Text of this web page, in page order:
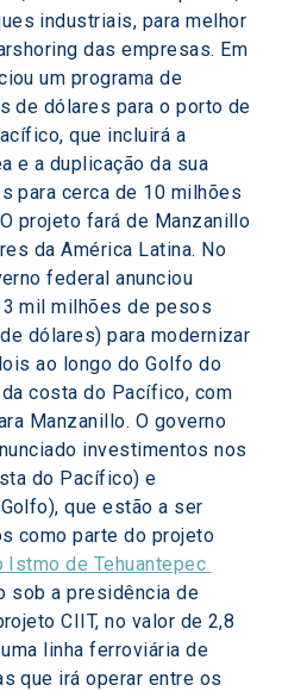
industriais, para melhor
das empresas. Em
um programa de
de dólares para o porto de
que incluirá a
e a duplicação da sua
para cerca de 10 milhões
projeto fará de Manzanillo
da América Latina. No
federal anunciou
mil milhões de pesos
dólares) para modernizar
ao longo do Golfo do
costa do Pacífico, com
Manzanillo. O governo
investimentos nos
do Pacífico) e
que estão a ser
como parte do projeto
Istmo de Tehuantepec
sob a presidência de
CIIT, no valor de 2,8
linha ferroviária de
que irá operar entre os